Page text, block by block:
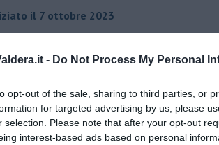
- Do Not Process My Personal
opt-out of the sale, sharing to third parties, or
for targeted advertising by us, please
selection. Please note that after your opt-out
interest-based ads based on personal
il 7 ottobre 2023
l'Italia